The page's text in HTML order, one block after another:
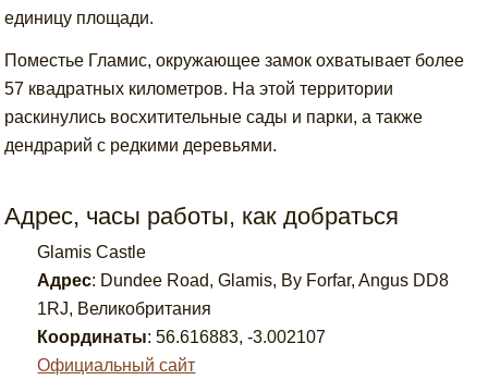
единицу площади.
Поместье Гламис, окружающее замок охватывает более
57 квадратных километров. На этой территории
раскинулись восхитительные сады и парки, а также
дендрарий с редкими деревьями.
Адрес, часы работы, как добраться
Glamis Castle
Адрес: Dundee Road, Glamis, By Forfar, Angus DD8
1RJ, Великобритания
Координаты: 56.616883,-3.002107
Официальный сайт